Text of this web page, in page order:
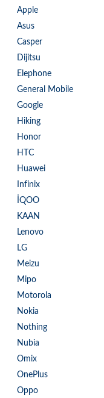
Apple
Asus
Casper
Dijitsu
Elephone
General Mobile
Google
Hiking
Honor
HTC
Huawei
Infinix
İQOO
KAAN
Lenovo
LG
Meizu
Mipo
Motorola
Nokia
Nothing
Nubia
Omix
OnePlus
Oppo